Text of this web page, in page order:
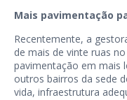
Mais pavimentação
Recentemente, a
de mais de vinte ruas
pavimentação em mais
outros bairros da sede
vida, infraestrutura